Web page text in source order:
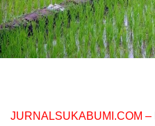
JURNALSUKABUMI.COM –